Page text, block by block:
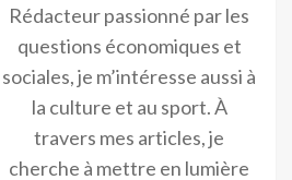
Rédacteur passionné par les
questions économiques et
sociales, je m’intéresse aussi à
la culture et au sport. À
travers mes articles, je
cherche à mettre en lumière